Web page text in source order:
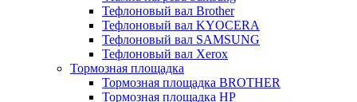
Тефлоновый вал Brother
Тефлоновый вал KYOCERA
Тефлоновый вал SAMSUNG
Тефлоновый вал Xerox
Тормозная площадка
Тормозная площадка BROTHER
Тормозная площадка HP